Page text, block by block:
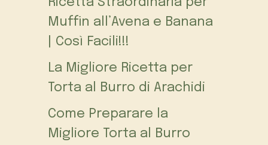
Muffin all’Avena e Banana
| Così Facili!!!
La Migliore Ricetta per
Torta al Burro di Arachidi
Come Preparare la
Migliore Torta al Burro